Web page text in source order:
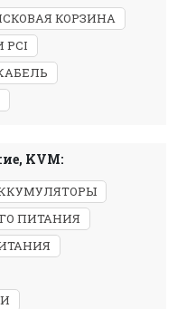
КОРЗИНА
KVM:
ПИТАНИЯ